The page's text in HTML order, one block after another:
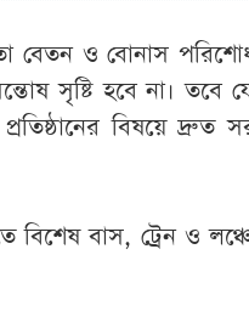
বেতন ও বোনাস
সৃষ্টি হবে না। তবে
বিষয়ে দ্রুত
বিশেষ বাস, ট্রেন ও